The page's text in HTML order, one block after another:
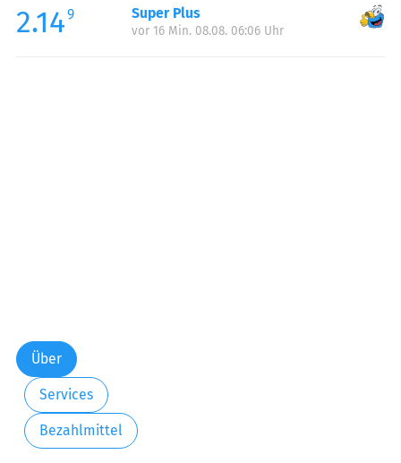
2.149 Super Plus
vor 16 Min. 08.08. 06:06 Uhr
Über
Services
Bezahlmittel